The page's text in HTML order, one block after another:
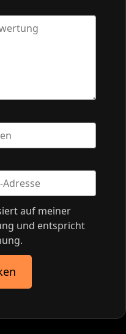
auf meiner
und entspricht